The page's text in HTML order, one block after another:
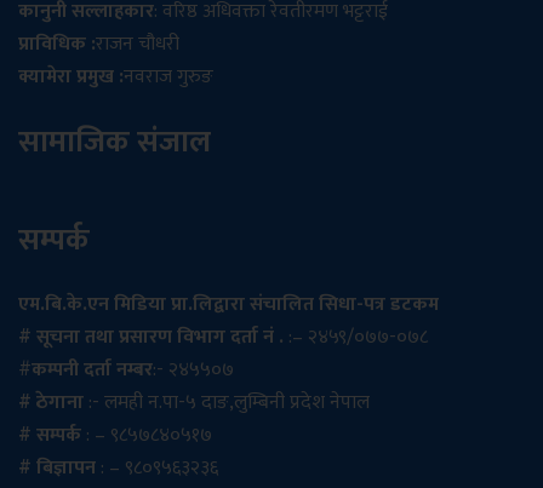
कानुनी सल्लाहकार: वरिष्ठ अधिवक्ता रेवतीरमण भट्टराई
प्राविधिक :राजन चौधरी
क्यामेरा प्रमुख :नवराज गुरुङ
सामाजिक संजाल
सम्पर्क
एम.बि.के.एन मिडिया प्रा.लिद्वारा संचालित सिधा-पत्र डटकम
# सूचना तथा प्रसारण विभाग दर्ता नं . :– २४५९/०७७-०७८
#कम्पनी दर्ता नम्बर:- २४५५०७
# ठेगाना:- लमही न.पा-५ दाङ,लुम्बिनी प्रदेश नेपाल
# सम्पर्क: – ९८५७८४०५१७
# बिज्ञापन: – ९८०९५६३२३६